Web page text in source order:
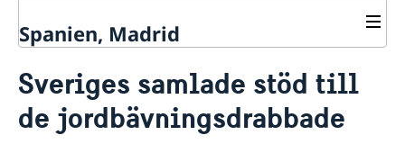
Spanien, Madrid
Om oss
Ambassadens personal
Dataskyddspolicy (GDPR)
Så stöttar vi svenska företag
Sveriges samlade stöd till
de jordbävningsdrabbade